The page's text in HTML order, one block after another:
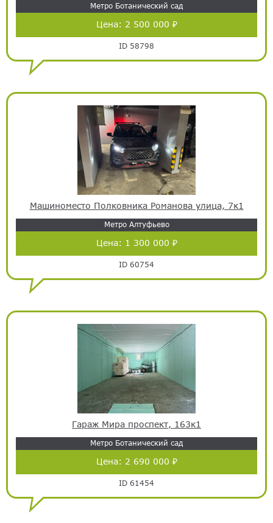
Метро Ботанический сад
Цена: 2 500 000 ₽
ID 58798
Машиноместо Полковника Романова улица, 7к1
Метро Алтуфьево
Цена: 1 300 000 ₽
ID 60754
Гараж Мира проспект, 163к1
Метро Ботанический сад
Цена: 2 690 000 ₽
ID 61454